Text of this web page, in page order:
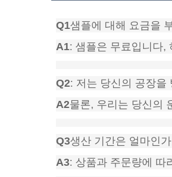
Q1샘플에 대해 요금을
A1: 샘플은 무료입니다,
Q2: 저는 당신의 공장을
A2물론, 우리는 당신의
Q3생산 기간은 얼마인
A3: 상품과 주문량에 따